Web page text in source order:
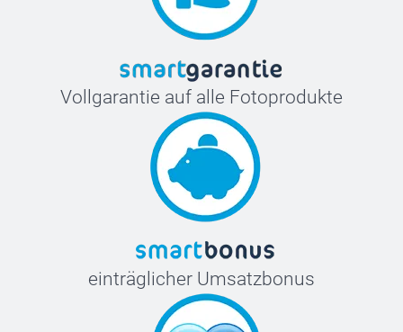
Vollgarantie auf alle Fotoprodukte
einträglicher Umsatzbonus